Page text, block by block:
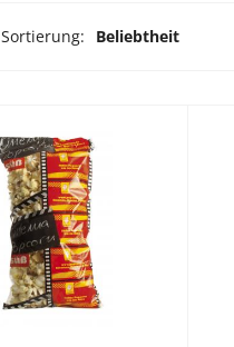
Sortierung: Beliebtheit